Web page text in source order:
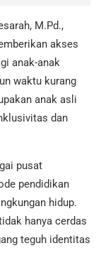
M.Pd.,
akses
anak-anak
waktu kurang
anak asli
dan
pusat
pendidikan
hidup.
hanya cerdas
teguh identitas